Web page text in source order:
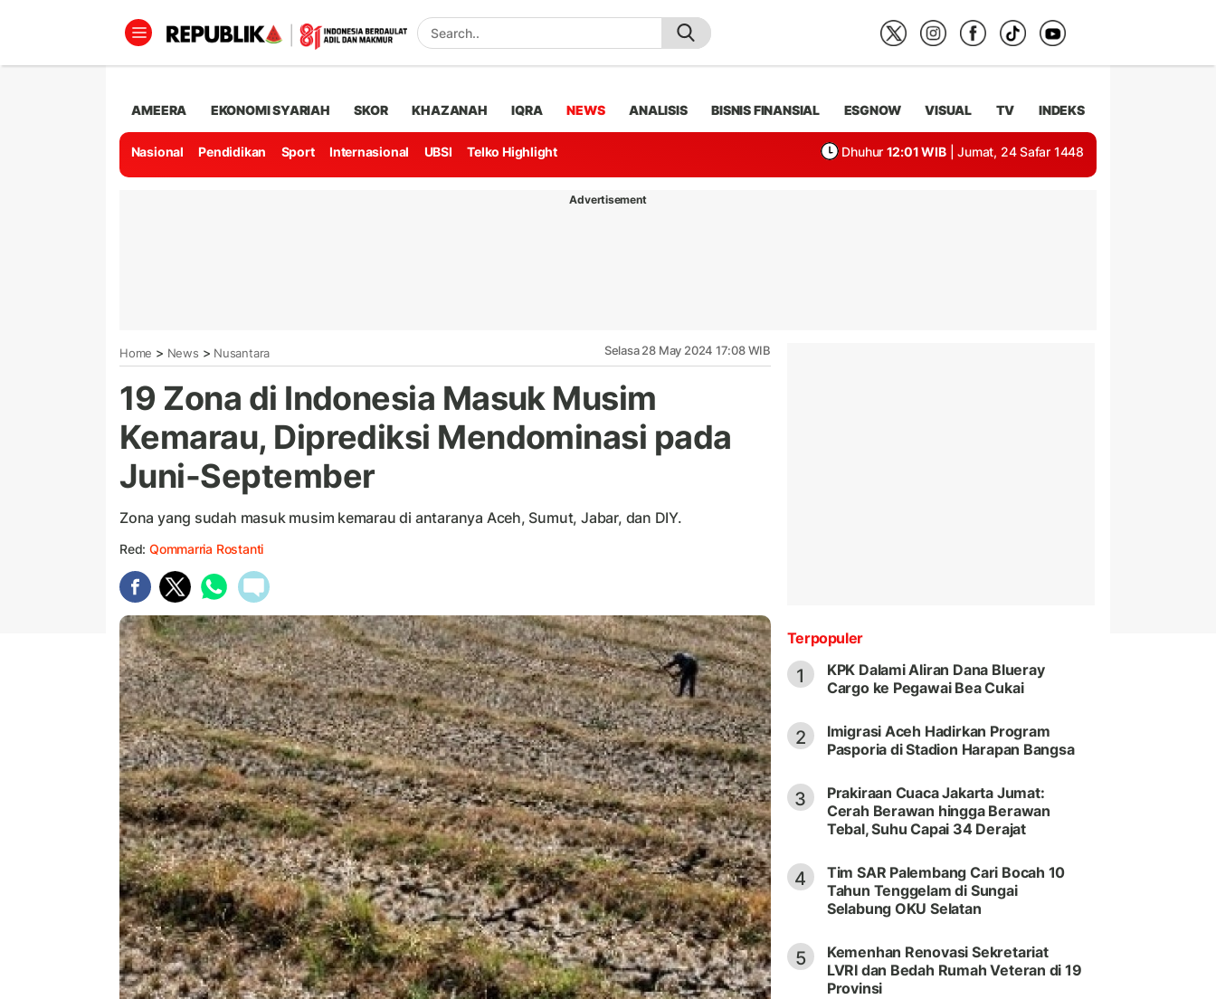
AMEERA EKONOMI SYARIAH SKOR KHAZANAH IQRA NEWS ANALISIS BISNIS FINANSIAL ESGNOW VISUAL TV INDEKS
Nasional Pendidikan Sport Internasional UBSI Telko Highlight Dhuhur 12:01 WIB | Jumat, 24 Safar 1448
Advertisement
Home > News > Nusantara Selasa 28 May 2024 17:08 WIB
19 Zona di Indonesia Masuk Musim
Kemarau, Diprediksi Mendominasi pada
Juni-September
Zona yang sudah masuk musim kemarau di antaranya Aceh, Sumut, Jabar, dan DIY.
Red: Qommarria Rostanti
Terpopuler
1
KPK Dalami Aliran Dana Blueray
Cargo ke Pegawai Bea Cukai
2
Imigrasi Aceh Hadirkan Program
Pasporia di Stadion Harapan Bangsa
3
Prakiraan Cuaca Jakarta Jumat:
Cerah Berawan hingga Berawan
Tebal, Suhu Capai 34 Derajat
4
Tim SAR Palembang Cari Bocah 10
Tahun Tenggelam di Sungai
Selabung OKU Selatan
5
Kemenhan Renovasi Sekretariat
LVRI dan Bedah Rumah Veteran di 19
Provinsi